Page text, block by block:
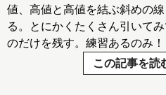
値、高値と高値を結ぶ斜めの
る。とにかくたくさん引いて
のだけを残す。練習あるのみ！
この記事を読